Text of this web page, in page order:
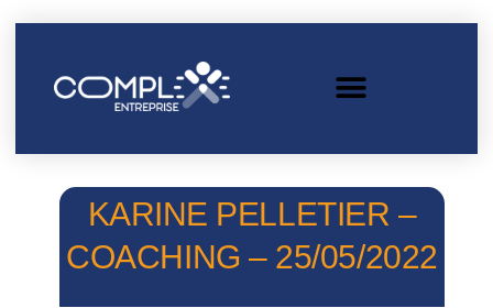
KARINE PELLETIER –
COACHING – 25/05/2022